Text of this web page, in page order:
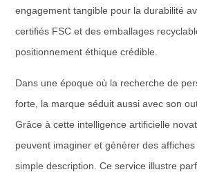
engagement tangible pour la durabilité
certifiés FSC et des emballages
positionnement éthique crédible.
Dans une époque où la recherche de
forte, la marque séduit aussi avec son
Grâce à cette intelligence artificielle
peuvent imaginer et générer des affiches
simple description. Ce service illustre